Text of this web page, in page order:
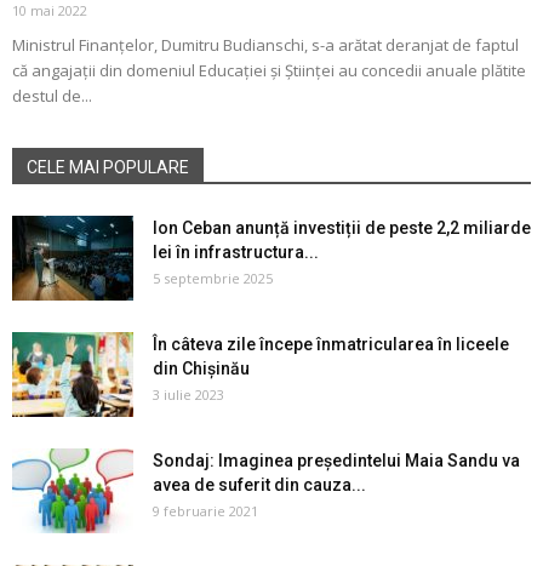
10 mai 2022
Ministrul Finanțelor, Dumitru Budianschi, s-a arătat deranjat de faptul
că angajații din domeniul Educației și Științei au concedii anuale plătite
destul de...
CELE MAI POPULARE
Ion Ceban anunță investiții de peste 2,2 miliarde
lei în infrastructura...
5 septembrie 2025
În câteva zile începe înmatricularea în liceele
din Chișinău
3 iulie 2023
Sondaj: Imaginea președintelui Maia Sandu va
avea de suferit din cauza...
9 februarie 2021